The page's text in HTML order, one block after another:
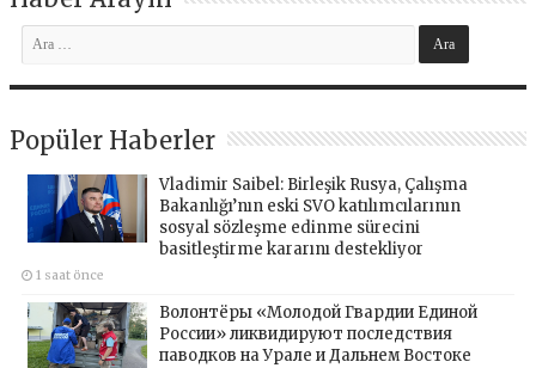
Popüler Haberler
Vladimir Saibel: Birleşik Rusya, Çalışma
Bakanlığı’nın eski SVO katılımcılarının
sosyal sözleşme edinme sürecini
basitleştirme kararını destekliyor
1 saat önce
Волонтёры «Молодой Гвардии Единой
России» ликвидируют последствия
паводков на Урале и Дальнем Востоке